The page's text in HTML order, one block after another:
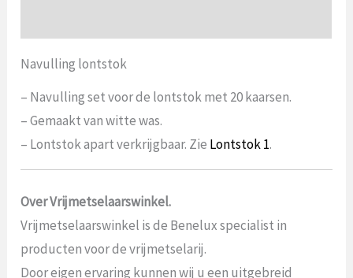
Navulling lontstok
– Navulling set voor de lontstok met 20 kaarsen.
– Gemaakt van witte was.
– Lontstok apart verkrijgbaar. Zie Lontstok 1.
Over Vrijmetselaarswinkel.
Vrijmetselaarswinkel is de Benelux specialist in
producten voor de vrijmetselarij.
Door eigen ervaring kunnen wij u een uitgebreid